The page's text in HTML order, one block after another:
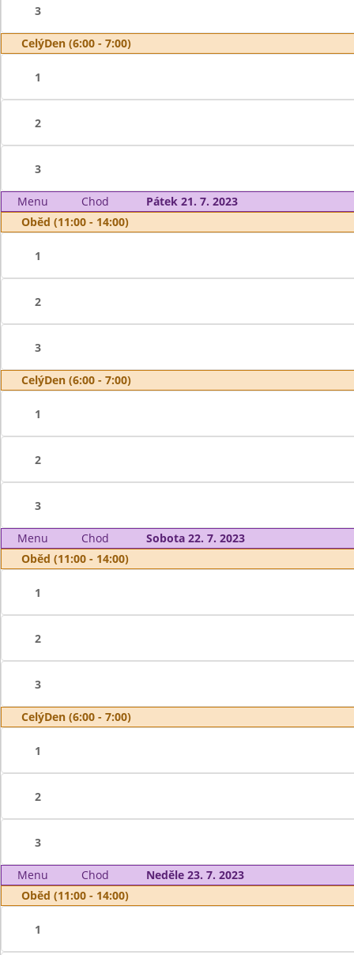
3
CelýDen (6:00 - 7:00)
1
2
3
Menu Chod
Pátek 21. 7. 2023
Oběd (11:00 - 14:00)
1
2
3
CelýDen (6:00 - 7:00)
1
2
3
Menu Chod
Sobota 22. 7. 2023
Oběd (11:00 - 14:00)
1
2
3
CelýDen (6:00 - 7:00)
1
2
3
Menu Chod
Neděle 23. 7. 2023
Oběd (11:00 - 14:00)
1